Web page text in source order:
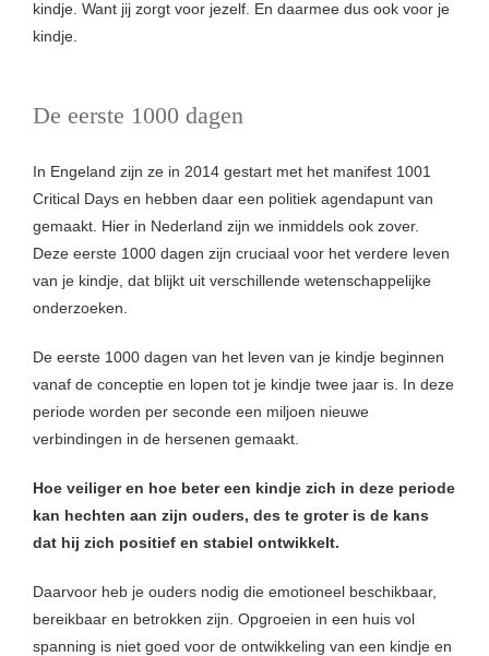
kindje. Want jij zorgt voor jezelf. En daarmee dus ook voor je
kindje.
De eerste 1000 dagen
In Engeland zijn ze in 2014 gestart met het manifest 1001
Critical Days en hebben daar een politiek agendapunt van
gemaakt. Hier in Nederland zijn we inmiddels ook zover.
Deze eerste 1000 dagen zijn cruciaal voor het verdere leven
van je kindje, dat blijkt uit verschillende wetenschappelijke
onderzoeken.
De eerste 1000 dagen van het leven van je kindje beginnen
vanaf de conceptie en lopen tot je kindje twee jaar is. In deze
periode worden per seconde een miljoen nieuwe
verbindingen in de hersenen gemaakt.
Hoe veiliger en hoe beter een kindje zich in deze periode
kan hechten aan zijn ouders, des te groter is de kans
dat hij zich positief en stabiel ontwikkelt.
Daarvoor heb je ouders nodig die emotioneel beschikbaar,
bereikbaar en betrokken zijn. Opgroeien in een huis vol
spanning is niet goed voor de ontwikkeling van een kindje en